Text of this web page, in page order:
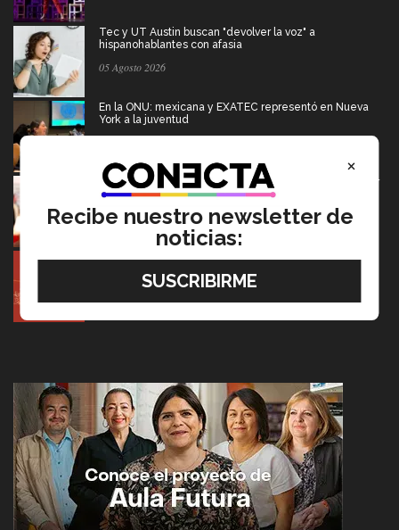
Tec y UT Austin buscan "devolver la voz" a
hispanohablantes con afasia
05 Agosto 2026
En la ONU: mexicana y EXATEC representó en Nueva
York a la juventud
El escritor que dice que la derrota también merece ser
contada
05 Agosto 2026
05 Agosto 2026
×
Recibe nuestro newsletter de
noticias: